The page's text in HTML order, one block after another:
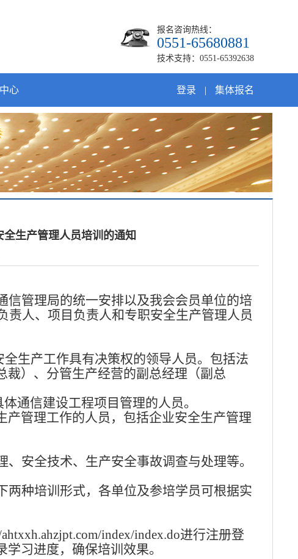
报名咨询热线：
0551-65680881
技术支持：0551-65392638
心 登录 | 集体报名
生产管理人员培训的通知
信管理局的统一安排以及我会会员单位的培
责人、项目负责人和专职安全生产管理人员
生产工作具有决策权的领导人员。包括法
裁）、分管生产经营的副总经理（副总
通信建设工程项目管理的人员。
管理工作的人员，包括企业安全生产管理
安全技术、生产安全事故调查与处理等。
两种培训形式，各单位及参培学员可根据实
index/index.do进行注册登
习进度，确保培训效果。